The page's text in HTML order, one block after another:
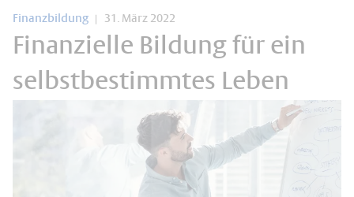
Finanzbildung 31. März 2022
Finanzielle Bildung für ein
selbstbestimmtes Leben